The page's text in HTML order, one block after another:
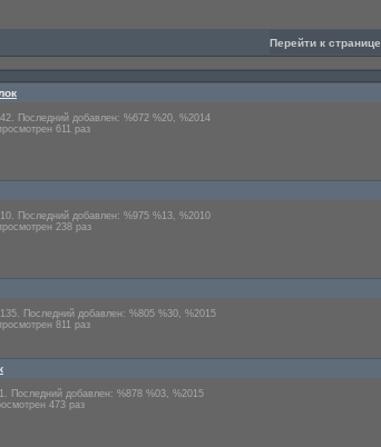
Перейти к странице
Последний добавлен: %672 %20, %2014
611 раз
Последний добавлен: %975 %13, %2010
238 раз
Последний добавлен: %805 %30, %2015
811 раз
Последний добавлен: %878 %03, %2015
473 раз